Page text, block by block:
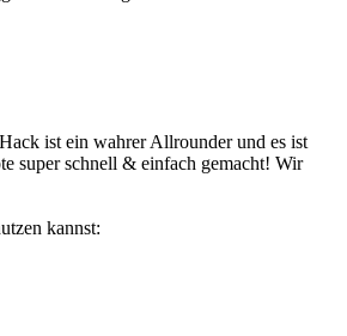
ist ein wahrer Allrounder und es ist
super schnell & einfach gemacht! Wir
kannst:⁣⁣